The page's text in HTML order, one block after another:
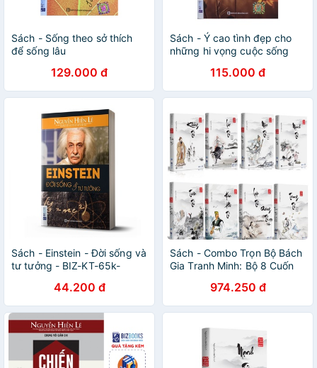
Sách - Sống theo sở thích
để sống lâu
129.000 đ
Sách - Ý cao tình đẹp cho
những hi vọng cuộc sống
115.000 đ
Sách - Einstein - Đời sống và
tư tưởng - BIZ-KT-65k-
44.200 đ
Sách - Combo Trọn Bộ Bách
Gia Tranh Minh: Bộ 8 Cuốn
974.250 đ